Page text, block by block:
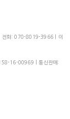
| 전화: 070-8019-3966 | 이
16-00969 | 통신판매: